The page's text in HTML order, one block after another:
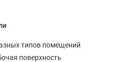
типов помещений
поверхность